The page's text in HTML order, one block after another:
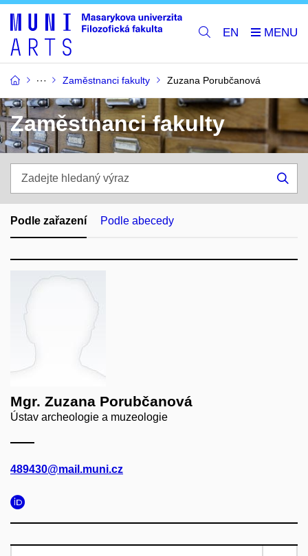
EN
Zaměstnanci fakulty Zuzana Porubčanová
Zaměstnanci fakulty
hledaný
výraz
Podle zařazení Podle abecedy
Mgr. Zuzana Porubčanová
Ústav archeologie a muzeologie
489430@mail.muni.cz